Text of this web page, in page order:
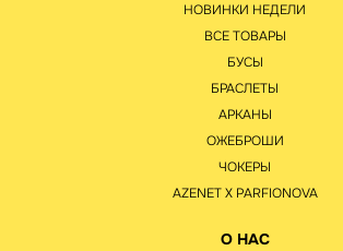
НОВИНКИ НЕДЕЛИ
ВСЕ ТОВАРЫ
БУСЫ
БРАСЛЕТЫ
АРКАНЫ
ОЖЕБРОШИ
ЧОКЕРЫ
AZENET Х PARFIONOVA
О НАС